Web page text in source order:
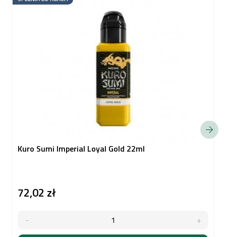
Kuro Sumi Imperial Loyal Gold 22ml
72,02 zł